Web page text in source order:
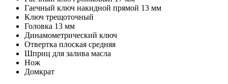
Гаечный ключ накидной прямой 13 мм
Ключ трещоточный
Головка 13 мм
Динамометрический ключ
Отвертка плоская средняя
Шприц для залива масла
Нож
Домкрат